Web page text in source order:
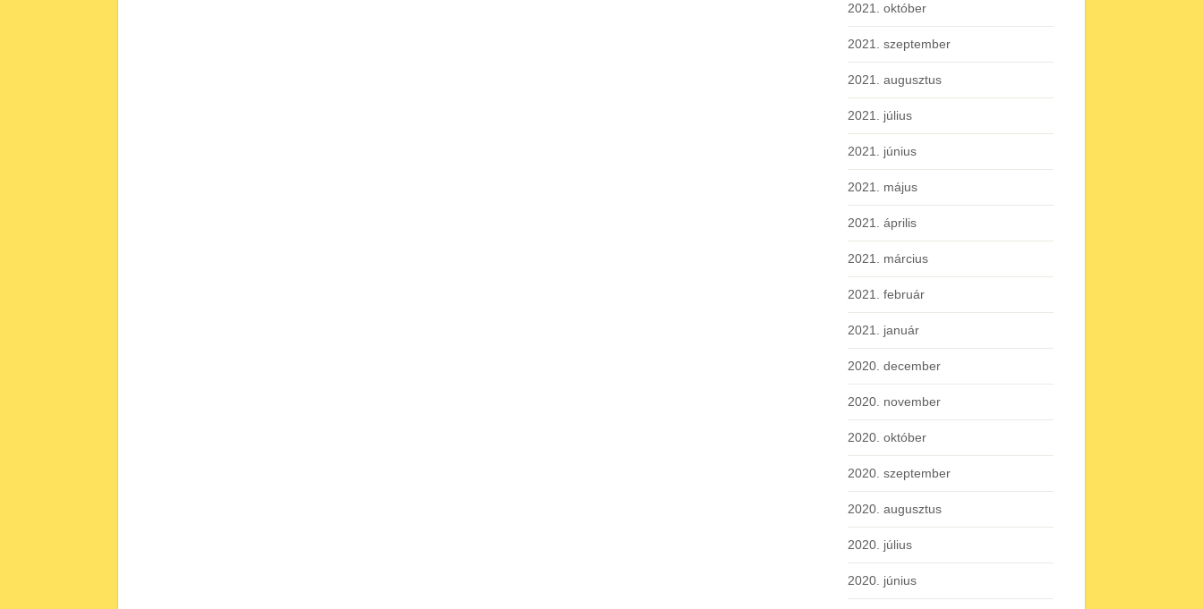
2021. október
2021. szeptember
2021. augusztus
2021. július
2021. június
2021. május
2021. április
2021. március
2021. február
2021. január
2020. december
2020. november
2020. október
2020. szeptember
2020. augusztus
2020. július
2020. június